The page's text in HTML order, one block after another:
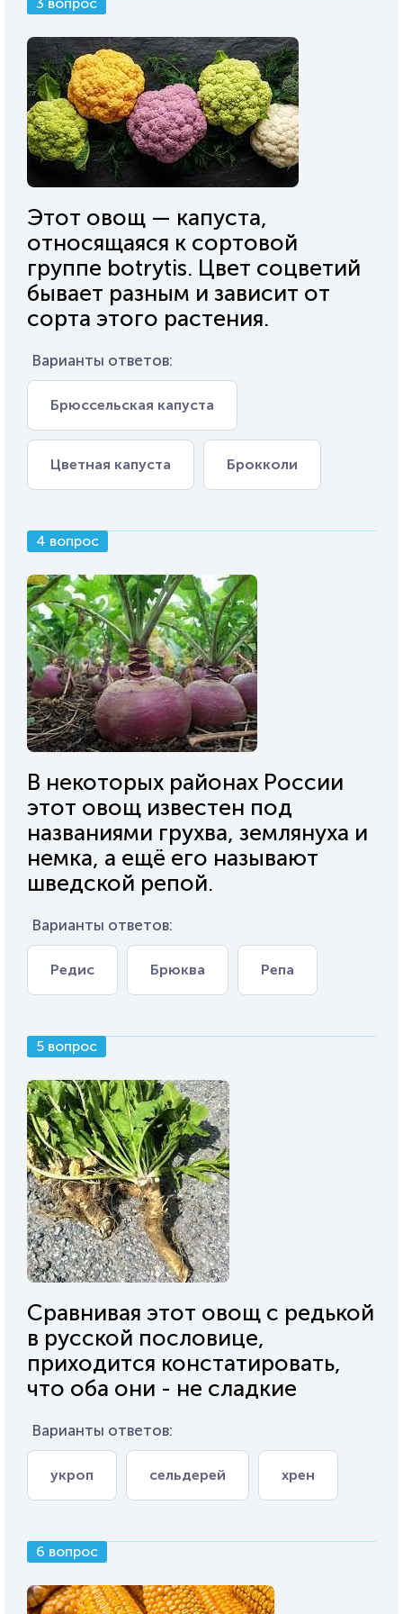
Этот овощ — капуста,
относящаяся к сортовой
группе botrytis. Цвет соцветий
бывает разным и зависит от
сорта этого растения.
Варианты ответов:
Брюссельская капуста
Цветная капуста Брокколи
4 вопрос
В некоторых районах России
этот овощ известен под
названиями грухва, землянуха и
немка, а ещё его называют
шведской репой.
Варианты ответов:
Редис Брюква Репа
5 вопрос
Сравнивая этот овощ с редькой
в русской пословице,
приходится констатировать,
что оба они - не сладкие
Варианты ответов:
укроп сельдерей хрен
6 вопрос